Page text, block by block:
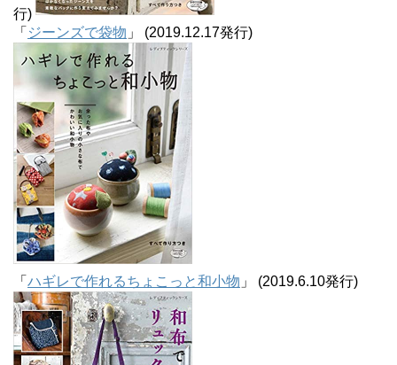
行)
「 ジーンズで袋物 」 (2019.12.17発行)
「 ハギレで作れるちょこっと和小物 」 (2019.6.10発行)